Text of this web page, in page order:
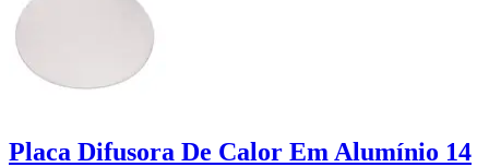
Placa Difusora De Calor Em Alumínio 14